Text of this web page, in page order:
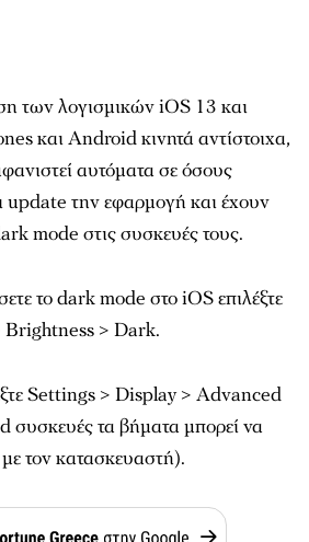
των λογισμικών iOS 13 και
και Android κινητά αντίστοιχα,
αυτόματα σε όσους
update την εφαρμογή και έχουν
mode στις συσκευές τους.
το dark mode στο iOS επιλέξτε
> Dark.
Settings > Display > Advanced
συσκευές τα βήματα μπορεί να
τον κατασκευαστή).